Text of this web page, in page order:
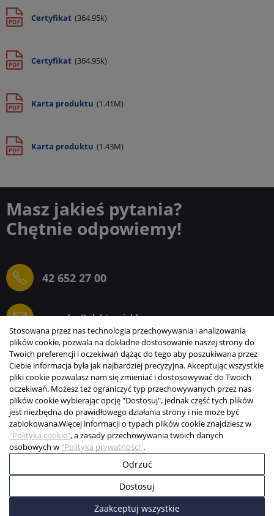
Certyfikat (364.95k)
Certyfikat (364.95k)
Karta produktu (1.41M)
Karta produktu (1.43M)
Masz jakieś pytania?
Chętnie odpowiemy!
42 652 27 00
sprzedaz@elektrogielda.com
ELEKTROGIEŁDA SZ.ŻACZKIEWICZ; M.KARLIŃSKI
SP.J.
INFORMACJE
STREFA KLIENTA
Stosowana przez nas technologia przechowywania i analizowania
plików cookie, pozwala na dokładne dostosowanie naszej strony do
Twoich preferencji i oczekiwań dążąc do tego aby poszukiwana przez
Ciebie informacja była jak najbardziej precyzyjna. Akceptując wszystkie
pliki cookie pozwalasz nam się zmieniać i dostosowywać do Twoich
oczekiwań. Możesz też ograniczyć typ przechowywanych przez nas
plików cookie wybierając opcję "Dostosuj", jednak część tych plików
jest niezbędna do prawidłowego działania strony i nie może być
zablokowana.Więcej informacji o typach plików cookie znajdziesz w
"Polityka cookie", a zasady przechowywania twoich danych
osobowych w "Polityka prywatności".
Odrzuć
Dostosuj
Zaakceptuj wszystkie
Copyright © 2003-2026 Elektrogiełda s.j.
Projekt i realizacja:BigCom